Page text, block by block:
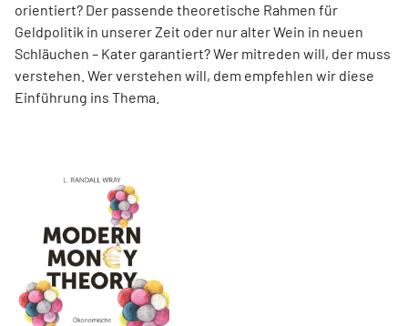
orientiert? Der passende theoretische Rahmen für
Geldpolitik in unserer Zeit oder nur alter Wein in neuen
Schläuchen – Kater garantiert? Wer mitreden will, der muss
verstehen. Wer verstehen will, dem empfehlen wir diese
Einführung ins Thema.